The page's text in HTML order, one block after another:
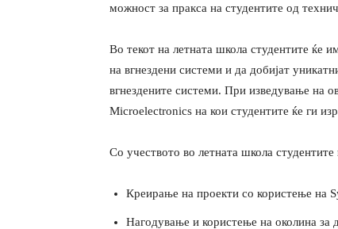
можност за пракса на студентите од
Во текот на летната школа студентите ќе
на вгнездени системи и да добијат
вгнездените системи. При изведување на
Microelectronics на кои студентите ќе ги
Со учеството во летната школа
Креирање на проекти со користење на
Нагодување и користење на околина за